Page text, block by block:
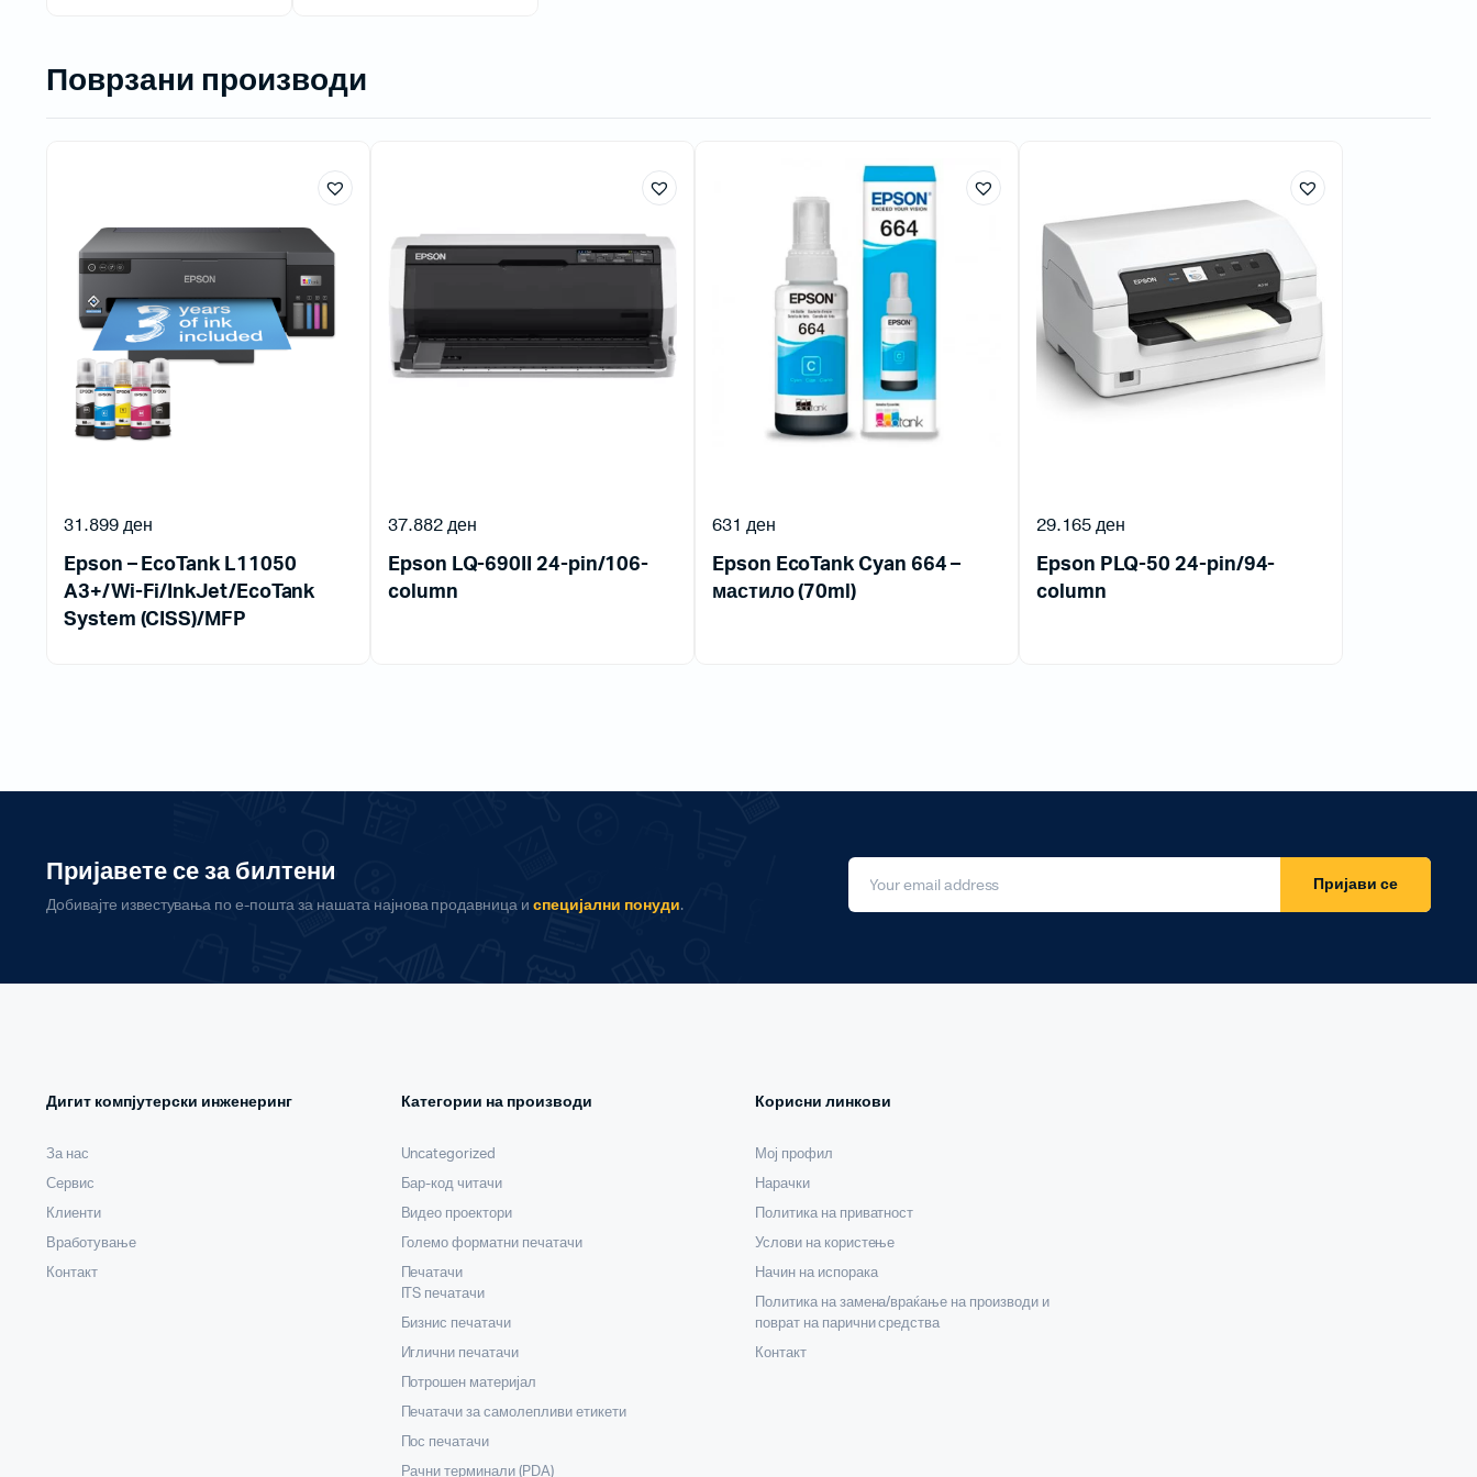
Поврзани производи
Epson – EcoTank L11050
A3+/Wi-Fi/InkJet/EcoTank
System (CISS)/MFP
31.899ден
Epson LQ-690II 24-pin/106-
column
37.882ден
Epson EcoTank Cyan 664 –
мастило (70ml)
631 ден
Epson PLQ-50 24-pin/94-
column
29.165ден
Пријавете се за билтени
Добивајте известувања по е-пошта за нашата најнова продавница испецијални понуди.
Пријави се
Дигит компјутерски инженеринг
За нас
Сервис
Клиенти
Вработување
Контакт
Категории на производи
Uncategorized
Бар-код читачи
Видео проектори
Големо форматни печатачи
Печатачи
ITS печатачи
Бизнис печатачи
Иглични печатачи
Потрошен материјал
Печатачи за самолепливи етикети
Пос печатачи
Рачни терминали (PDA)
Корисни линкови
Мој профил
Нарачки
Политика на приватност
Услови на користење
Начин на испорака
Политика на замена/враќање на производи и
поврат на парични средства
Контакт